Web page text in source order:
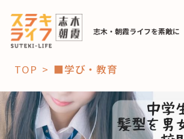
志木・朝霞ライフを素敵に
「コト」
子育て
TOP ■学び・教育